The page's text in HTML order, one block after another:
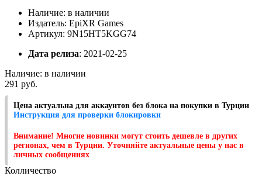
Наличие: в наличии
Издатель: EpiXR Games
Артикул: 9N15HT5KGG74
Дата релиза: 2021-02-25
Наличие: в наличии
291 руб.
Цена актуальна для аккаунтов без блока на покупки в Турции
Инструкция для проверки блокировки
Внимание! Многие новинки могут стоить дешевле в других
регионах, чем в Турции. Уточняйте актуальные цены у нас в
личных сообщениях
Колличество